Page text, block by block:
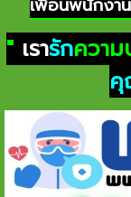
เพื่อนพนักงา
" เรารักควา